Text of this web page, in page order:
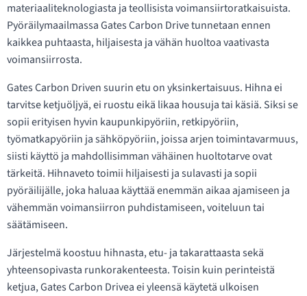
materiaaliteknologiasta ja teollisista voimansiirtoratkaisuista.
Pyöräilymaailmassa Gates Carbon Drive tunnetaan ennen
kaikkea puhtaasta, hiljaisesta ja vähän huoltoa vaativasta
voimansiirrosta.
Gates Carbon Driven suurin etu on yksinkertaisuus. Hihna ei
tarvitse ketjuöljyä, ei ruostu eikä likaa housuja tai käsiä. Siksi se
sopii erityisen hyvin kaupunkipyöriin, retkipyöriin,
työmatkapyöriin ja sähköpyöriin, joissa arjen toimintavarmuus,
siisti käyttö ja mahdollisimman vähäinen huoltotarve ovat
tärkeitä. Hihnaveto toimii hiljaisesti ja sulavasti ja sopii
pyöräilijälle, joka haluaa käyttää enemmän aikaa ajamiseen ja
vähemmän voimansiirron puhdistamiseen, voiteluun tai
säätämiseen.
Järjestelmä koostuu hihnasta, etu- ja takarattaasta sekä
yhteensopivasta runkorakenteesta. Toisin kuin perinteistä
ketjua, Gates Carbon Drivea ei yleensä käytetä ulkoisen